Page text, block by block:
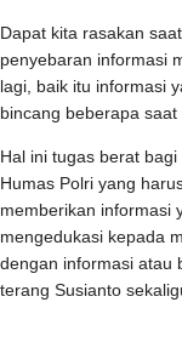
Dapat kita rasakan
penyebaran informasi
lagi, baik itu informasi
bincang beberapa saat
Hal ini tugas berat
Humas Polri yang
memberikan informasi
mengedukasi kepada
dengan informasi atau
terang Susianto